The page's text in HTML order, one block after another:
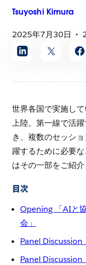
Tsuyoshi Kimura
2025年7月30日
記
事
シ
ア
す
世界各国で実施し
上陸。第一線で活
き、複数のセッシ
躍するために必要
はその一部をご紹介
目次
Opening 「AIと
会」
Panel Discussion
Panel Discussion